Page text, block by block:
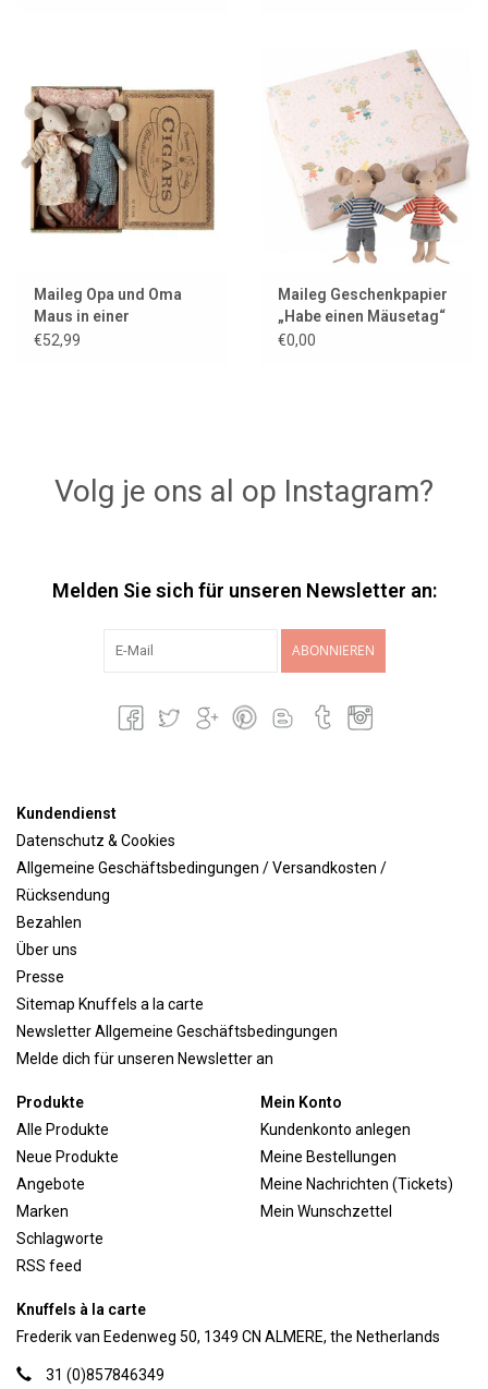
Maileg Opa und Oma
Maus in einer
Zigarrenkiste
€52,99
Maileg Geschenkpapier
„Habe einen Mäusetag“
€0,00
Volg je ons al op Instagram?
Melden Sie sich für unseren Newsletter an:
ABONNIEREN
Kundendienst
Datenschutz & Cookies
Allgemeine Geschäftsbedingungen / Versandkosten /
Rücksendung
Bezahlen
Über uns
Presse
Sitemap Knuffels a la carte
Newsletter Allgemeine Geschäftsbedingungen
Melde dich für unseren Newsletter an
Produkte
Alle Produkte
Neue Produkte
Angebote
Marken
Schlagworte
RSS feed
Mein Konto
Kundenkonto anlegen
Meine Bestellungen
Meine Nachrichten (Tickets)
Mein Wunschzettel
Knuffels à la carte
Frederik van Eedenweg 50, 1349 CN ALMERE, the Netherlands
31 (0)857846349